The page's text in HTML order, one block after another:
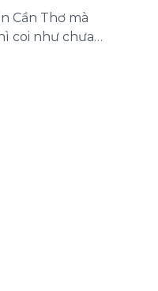
Cần Thơ mà
coi như chưa